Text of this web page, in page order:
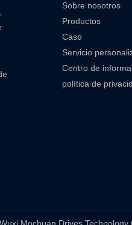
Sobre nosotros
Productos
Caso
Servicio
Centro de
política de